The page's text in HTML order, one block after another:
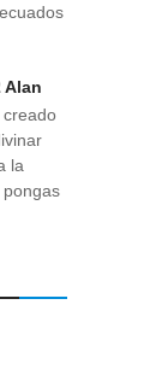
Alan
creado
la